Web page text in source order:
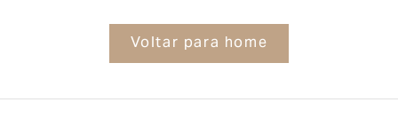
Voltar para home